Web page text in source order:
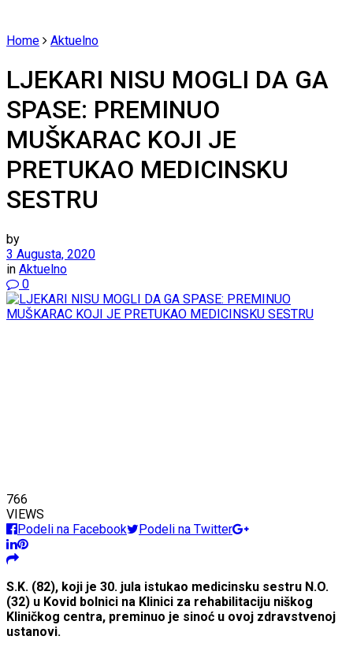
Home Aktuelno
LJEKARI NISU MOGLI DA GA
SPASE: PREMINUO
MUŠKARAC KOJI JE
PRETUKAO MEDICINSKU
SESTRU
by
3 Augusta, 2020
in Aktuelno
0
766
VIEWS
Podeli na Facebook
Podeli na Twitter
S.K. (82), koji je 30. jula istukao medicinsku sestru N.O.
(32) u Kovid bolnici na Klinici za rehabilitaciju niškog
Kliničkog centra, preminuo je sinoć u ovoj zdravstvenoj
ustanovi.